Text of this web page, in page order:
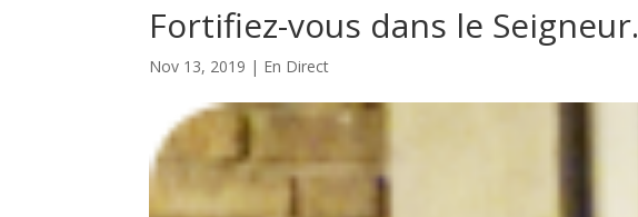
Fortifiez-vous dans le Seigneur.
Nov 13, 2019 | En Direct